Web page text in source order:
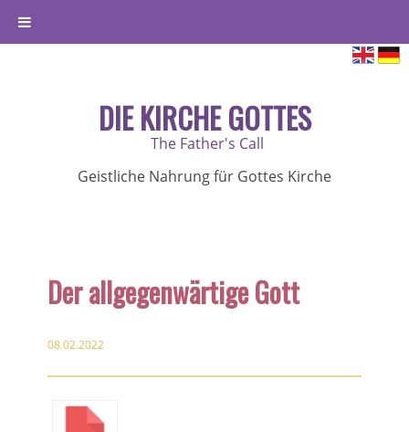
DIE KIRCHE GOTTES
The Father's Call
Geistliche Nahrung für Gottes Kirche
Der allgegenwärtige Gott
08.02.2022